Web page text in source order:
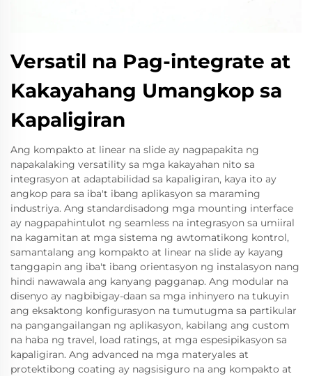
Versatil na Pag-integrate at
Kakayahang Umangkop sa
Kapaligiran
Ang kompakto at linear na slide ay nagpapakita ng
napakalaking versatility sa mga kakayahan nito sa
integrasyon at adaptabilidad sa kapaligiran, kaya ito ay
angkop para sa iba't ibang aplikasyon sa maraming
industriya. Ang standardisadong mga mounting interface
ay nagpapahintulot ng seamless na integrasyon sa umiiral
na kagamitan at mga sistema ng awtomatikong kontrol,
samantalang ang kompakto at linear na slide ay kayang
tanggapin ang iba't ibang orientasyon ng instalasyon nang
hindi nawawala ang kanyang pagganap. Ang modular na
disenyo ay nagbibigay-daan sa mga inhinyero na tukuyin
ang eksaktong konfigurasyon na tumutugma sa partikular
na pangangailangan ng aplikasyon, kabilang ang custom
na haba ng travel, load ratings, at mga espesipikasyon sa
kapaligiran. Ang advanced na mga materyales at
protektibong coating ay nagsisiguro na ang kompakto at